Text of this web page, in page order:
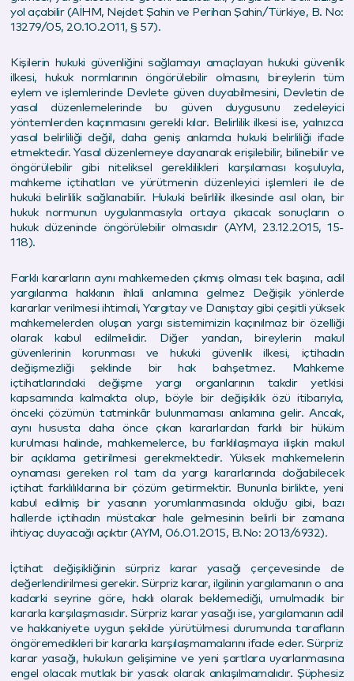
yol açabilir (AİHM, Nejdet Şahin ve Perihan Şahin/Türkiye, B. No:
13279/05, 20.10.2011, § 57).
Kişilerin hukuki güvenliğini sağlamayı amaçlayan hukuki güvenlik
ilkesi, hukuk normlarının öngörülebilir olmasını, bireylerin tüm
eylem ve işlemlerinde Devlete güven duyabilmesini, Devletin de
yasal düzenlemelerinde bu güven duygusunu zedeleyici
yöntemlerden kaçınmasını gerekli kılar. Belirlilik ilkesi ise, yalnızca
yasal belirliliği değil, daha geniş anlamda hukuki belirliliği ifade
etmektedir. Yasal düzenlemeye dayanarak erişilebilir, bilinebilir ve
öngörülebilir gibi niteliksel gereklilikleri karşılaması koşuluyla,
mahkeme içtihatları ve yürütmenin düzenleyici işlemleri ile de
hukuki belirlilik sağlanabilir. Hukuki belirlilik ilkesinde asıl olan, bir
hukuk normunun uygulanmasıyla ortaya çıkacak sonuçların o
hukuk düzeninde öngörülebilir olmasıdır (AYM, 23.12.2015, 15-
118).
Farklı kararların aynı mahkemeden çıkmış olması tek başına, adil
yargılanma hakkının ihlali anlamına gelmez Değişik yönlerde
kararlar verilmesi ihtimali, Yargıtay ve Danıştay gibi çeşitli yüksek
mahkemelerden oluşan yargı sistemimizin kaçınılmaz bir özelliği
olarak kabul edilmelidir. Diğer yandan, bireylerin makul
güvenlerinin korunması ve hukuki güvenlik ilkesi, içtihadın
değişmezliği şeklinde bir hak bahşetmez. Mahkeme
içtihatlarındaki değişme yargı organlarının takdir yetkisi
kapsamında kalmakta olup, böyle bir değişiklik özü itibarıyla,
önceki çözümün tatminkâr bulunmaması anlamına gelir. Ancak,
aynı hususta daha önce çıkan kararlardan farklı bir hüküm
kurulması halinde, mahkemelerce, bu farklılaşmaya ilişkin makul
bir açıklama getirilmesi gerekmektedir. Yüksek mahkemelerin
oynaması gereken rol tam da yargı kararlarında doğabilecek
içtihat farklılıklarına bir çözüm getirmektir. Bununla birlikte, yeni
kabul edilmiş bir yasanın yorumlanmasında olduğu gibi, bazı
hallerde içtihadın müstakar hale gelmesinin belirli bir zamana
ihtiyaç duyacağı açıktır (AYM, 06.01.2015, B.No: 2013/6932).
İçtihat değişikliğinin sürpriz karar yasağı çerçevesinde de
değerlendirilmesi gerekir. Sürpriz karar, ilgilinin yargılamanın o ana
kadarki seyrine göre, haklı olarak beklemediği, umulmadık bir
kararla karşılaşmasıdır. Sürpriz karar yasağı ise, yargılamanın adil
ve hakkaniyete uygun şekilde yürütülmesi durumunda tarafların
öngöremedikleri bir kararla karşılaşmamalarını ifade eder. Sürpriz
karar yasağı, hukukun gelişimine ve yeni şartlara uyarlanmasına
engel olacak mutlak bir yasak olarak anlaşılmamalıdır. Şüphesiz